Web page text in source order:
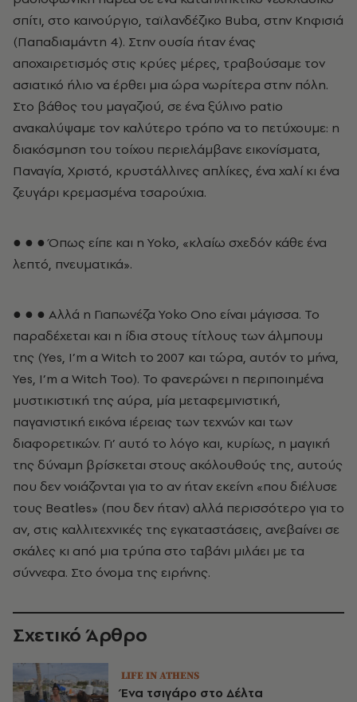
σπίτι, στο καινούργιο, ταϊλανδέζικο Buba, στην Κηφισιά
(Παπαδιαμάντη 4). Στην ουσία ήταν ένας
αποχαιρετισμός στις κρύες μέρες, τραβούσαμε τον
ασιατικό ήλιο να έρθει μια ώρα νωρίτερα στην πόλη.
Στο βάθος του μαγαζιού, σε ένα ξύλινο patio
ανακαλύψαμε τον καλύτερο τρόπο να το πετύχουμε: η
διακόσμηση του τοίχου περιελάμβανε εικονίσματα,
Παναγία, Χριστό, κρυστάλλινες απλίκες, ένα χαλί κι ένα
ζευγάρι κρεμασμένα τσαρούχια.
● ● ● Όπως είπε και η Yoko, «κλαίω σχεδόν κάθε ένα
λεπτό, πνευματικά».
● ● ● Αλλά η Γιαπωνέζα Yoko Ono είναι μάγισσα. Το
παραδέχεται και η ίδια στους τίτλους των άλμπουμ
της (Yes, I’m a Witch το 2007 και τώρα, αυτόν το μήνα,
Yes, I’m a Witch Too). Το φανερώνει η περιποιημένα
μυστικιστική της αύρα, μία μεταφεμινιστική,
παγανιστική εικόνα ιέρειας των τεχνών και των
διαφορετικών. Γι’ αυτό το λόγο και, κυρίως, η μαγική
της δύναμη βρίσκεται στους ακόλουθούς της, αυτούς
που δεν νοιάζονται για το αν ήταν εκείνη «που διέλυσε
τους Beatles» (που δεν ήταν) αλλά περισσότερο για το
αν, στις καλλιτεχνικές της εγκαταστάσεις, ανεβαίνει σε
σκάλες κι από μια τρύπα στο ταβάνι μιλάει με τα
σύννεφα. Στο όνομα της ειρήνης.
Σχετικό Άρθρο
LIFE IN ATHENS
Ένα τσιγάρο στο Δέλτα